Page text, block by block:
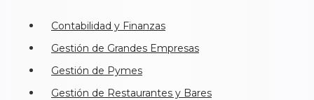
Contabilidad y Finanzas
Gestión de Grandes Empresas
Gestión de Pymes
Gestión de Restaurantes y Bares